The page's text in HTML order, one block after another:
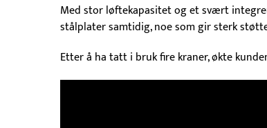
Med stor løftekapasitet og et svært
stålplater samtidig, noe som gir sterk
Etter å ha tatt i bruk fire kraner, økte